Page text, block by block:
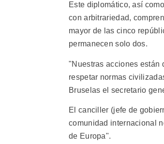
Este diplomático, así
con arbitrariedad,
mayor de las cinco
permanecen solo dos.
"Nuestras acciones están
respetar normas
Bruselas el secretario
El canciller (jefe de
comunidad internacional
de Europa".